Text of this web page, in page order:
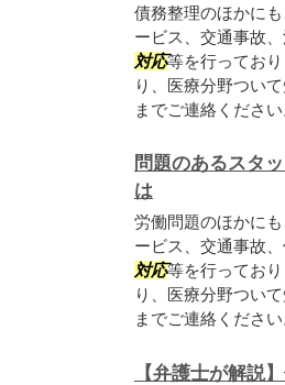
債務整理のほかに
ービス、交通事故
対応等を行ってお
り、医療分野つい
までご連絡くださ
問題のあるスタ
は
労働問題のほかに
ービス、交通事故
対応等を行ってお
り、医療分野つい
までご連絡くださ
【弁護士が解説